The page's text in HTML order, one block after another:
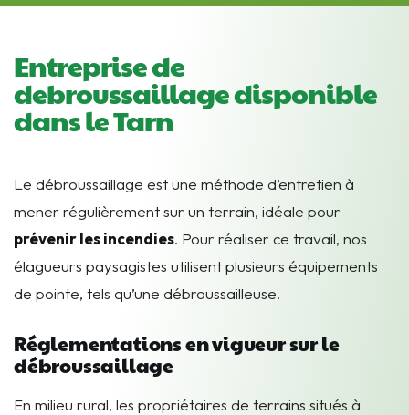
Entreprise de
debroussaillage disponible
dans le Tarn
Le débroussaillage est une méthode d’entretien à
mener régulièrement sur un terrain, idéale pour
prévenir les incendies. Pour réaliser ce travail, nos
élagueurs paysagistes utilisent plusieurs équipements
de pointe, tels qu’une débroussailleuse.
Réglementations en vigueur sur le
débroussaillage
En milieu rural, les propriétaires de terrains situés à